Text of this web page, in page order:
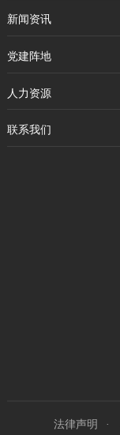
新闻资讯
党建阵地
人力资源
联系我们
法律声明